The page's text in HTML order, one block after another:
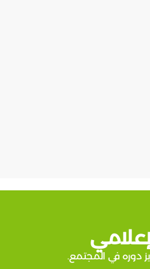
دوره في المجتمع.